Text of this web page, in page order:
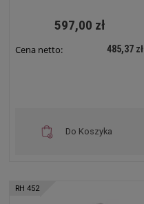
597,00 zł
Cena netto: 485,37 zł
Do Koszyka
RH 452